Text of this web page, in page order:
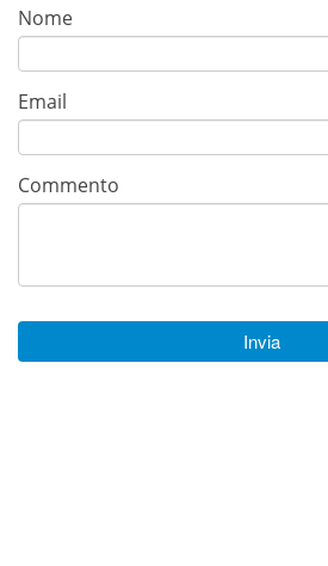
Nome
Email
Commento
Invia